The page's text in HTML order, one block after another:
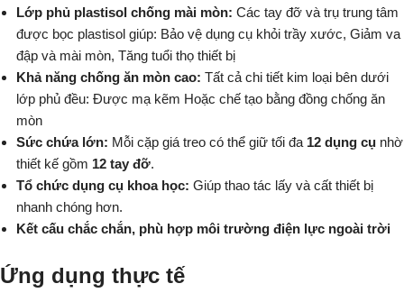
Lớp phủ plastisol chống mài mòn: Các tay đỡ và trụ trung tâm
được bọc plastisol giúp: Bảo vệ dụng cụ khỏi trầy xước, Giảm va
đập và mài mòn, Tăng tuổi thọ thiết bị
Khả năng chống ăn mòn cao: Tất cả chi tiết kim loại bên dưới
lớp phủ đều: Được mạ kẽm Hoặc chế tạo bằng đồng chống ăn
mòn
Sức chứa lớn: Mỗi cặp giá treo có thể giữ tối đa 12 dụng cụ nhờ
thiết kế gồm 12 tay đỡ.
Tổ chức dụng cụ khoa học: Giúp thao tác lấy và cất thiết bị
nhanh chóng hơn.
Kết cấu chắc chắn, phù hợp môi trường điện lực ngoài trời
Ứng dụng thực tế